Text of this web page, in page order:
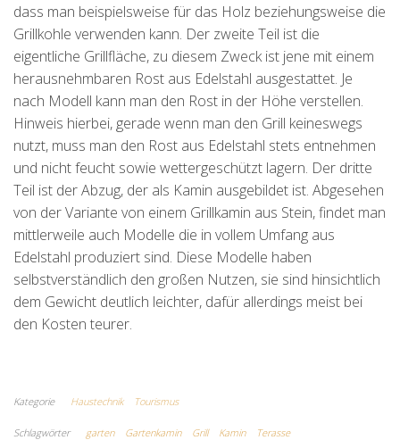
dass man beispielsweise für das Holz beziehungsweise die
Grillkohle verwenden kann. Der zweite Teil ist die
eigentliche Grillfläche, zu diesem Zweck ist jene mit einem
herausnehmbaren Rost aus Edelstahl ausgestattet. Je
nach Modell kann man den Rost in der Höhe verstellen.
Hinweis hierbei, gerade wenn man den Grill keineswegs
nutzt, muss man den Rost aus Edelstahl stets entnehmen
und nicht feucht sowie wettergeschützt lagern. Der dritte
Teil ist der Abzug, der als Kamin ausgebildet ist. Abgesehen
von der Variante von einem Grillkamin aus Stein, findet man
mittlerweile auch Modelle die in vollem Umfang aus
Edelstahl produziert sind. Diese Modelle haben
selbstverständlich den großen Nutzen, sie sind hinsichtlich
dem Gewicht deutlich leichter, dafür allerdings meist bei
den Kosten teurer.
Kategorie Haustechnik Tourismus
Schlagwörter garten Gartenkamin Grill Kamin Terasse